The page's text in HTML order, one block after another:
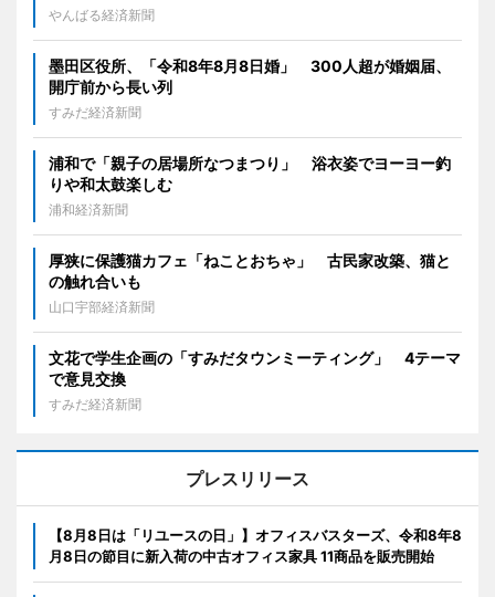
やんばる経済新聞
墨田区役所、「令和8年8月8日婚」 300人超が婚姻届、
開庁前から長い列
すみだ経済新聞
浦和で「親子の居場所なつまつり」 浴衣姿でヨーヨー釣
りや和太鼓楽しむ
浦和経済新聞
厚狭に保護猫カフェ「ねことおちゃ」 古民家改築、猫と
の触れ合いも
山口宇部経済新聞
文花で学生企画の「すみだタウンミーティング」 4テーマ
で意見交換
すみだ経済新聞
プレスリリース
【8月8日は「リユースの日」】オフィスバスターズ、令和8年8
月8日の節目に新入荷の中古オフィス家具 11商品を販売開始